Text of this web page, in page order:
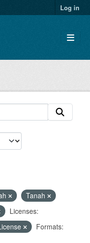
Log in
Tanah
Licenses:
Formats: